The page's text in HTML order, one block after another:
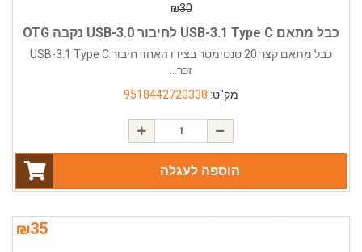
₪30
כבל מתאם USB-3.1 Type C לחיבור USB-3.0 נקבה OTG
כבל מתאם קצר 20 סנטימטר בצידו האחד חיבור USB-3.1 Type C
זכר...
מק"ט: 9518442720338
הוספה לעגלה
₪35